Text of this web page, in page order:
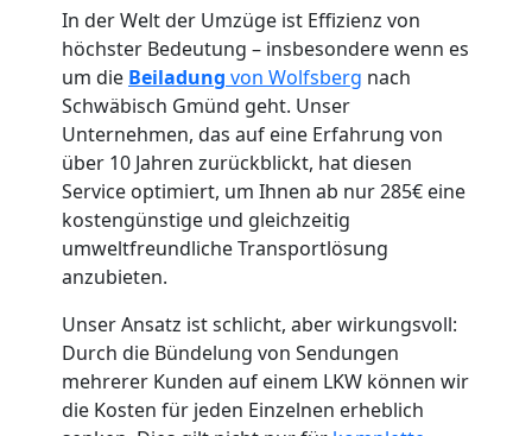
In der Welt der Umzüge ist Effizienz von
höchster Bedeutung – insbesondere wenn es
um die Beiladung von Wolfsberg nach
Schwäbisch Gmünd geht. Unser
Unternehmen, das auf eine Erfahrung von
über 10 Jahren zurückblickt, hat diesen
Service optimiert, um Ihnen ab nur 285€ eine
kostengünstige und gleichzeitig
umweltfreundliche Transportlösung
anzubieten.
Unser Ansatz ist schlicht, aber wirkungsvoll:
Durch die Bündelung von Sendungen
mehrerer Kunden auf einem LKW können wir
die Kosten für jeden Einzelnen erheblich
Umzugshelfer
Wolfsberg
Möbeltaxi
Wolfsberg
Kleintransport